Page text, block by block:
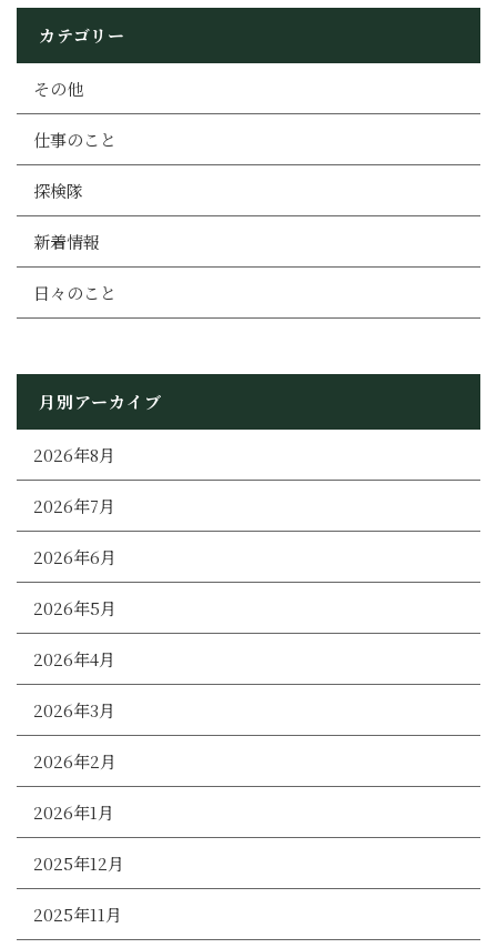
カテゴリー
その他
仕事のこと
探検隊
新着情報
日々のこと
月別アーカイブ
2026年8月
2026年7月
2026年6月
2026年5月
2026年4月
2026年3月
2026年2月
2026年1月
2025年12月
2025年11月